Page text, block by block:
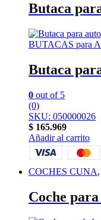
Butaca
BUTACAS para
Butaca
0 out of 5
(0)
SKU: 050000026
$ 165.969
Añadir al carrito
COCHES CUNA,
Coche